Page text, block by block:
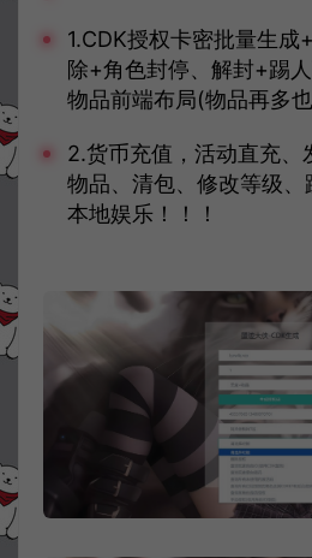
1.CDK授权卡密批量生成
除+角色封停、解封+踢
物品前端布局(物品再多
2.货币充值，活动直充、
物品、清包、修改等级
本地娱乐！！！